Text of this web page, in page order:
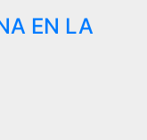
EN LA